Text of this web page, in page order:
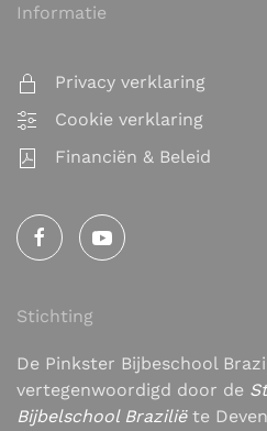
Informatie
Privacy verklaring
Cookie verklaring
Financiën & Beleid
Stichting
De Pinkster Bijbeschool
vertegenwoordigd door de
Bijbelschool Braziliëte